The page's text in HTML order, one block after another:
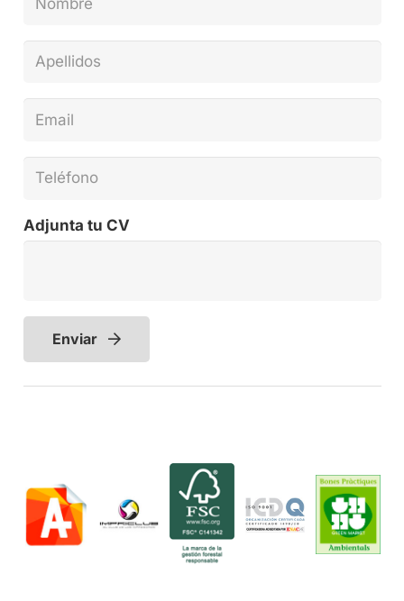
Adjunta tu CV
Enviar